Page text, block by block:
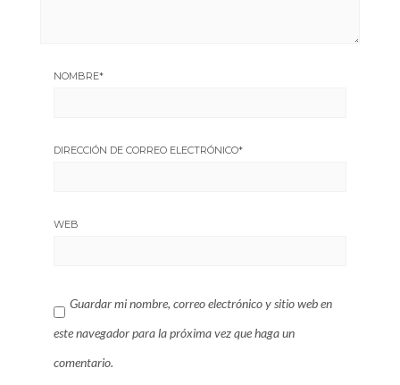
NOMBRE*
DIRECCIÓN DE CORREO ELECTRÓNICO*
WEB
Guardar mi nombre, correo electrónico y sitio web en
este navegador para la próxima vez que haga un
comentario.